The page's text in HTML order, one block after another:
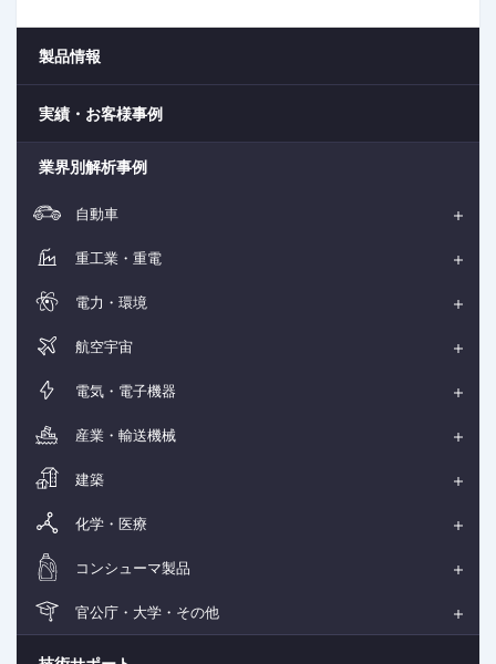
製品情報
実績・お客様事例
業界別解析事例
自動車
重工業・重電
電力・環境
航空宇宙
電気・電子機器
産業・輸送機械
建築
化学・医療
コンシューマ製品
官公庁・大学・その他